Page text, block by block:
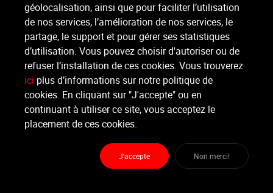
Lire la suite
Organisateur
PLAY2MOVE
Moniteur
Non renseigné.
Play2Move
Rue de l'industrie 1 - 1400 Nivelles
géolocalisation, ainsi que pour faciliter l’utilisation
de nos services, l’amélioration de nos services, le
partage, le support et pour gérer ses statistiques
d’utilisation. Vous pouvez choisir d'autoriser ou de
refuser l’installation de ces cookies. Vous trouverez
ici plus d’informations sur notre politique de
cookies. En cliquant sur "J'accepte" ou en
continuant à utiliser ce site, vous acceptez le
placement de ces cookies.
J'accepte Non merci!